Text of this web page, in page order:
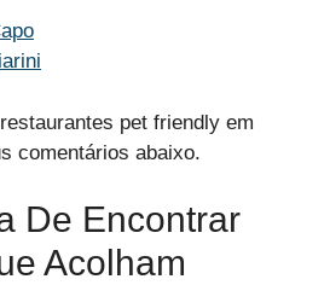
pet friendly em
comentários abaixo.
De Encontrar
Acolham